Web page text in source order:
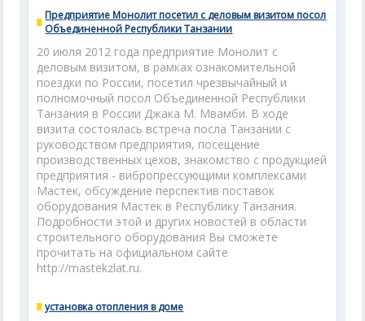
Предприятие Монолит посетил с деловым визитом посол
Объединенной Республики Танзании
20 июля 2012 года предприятие Монолит с
деловым визитом, в рамках ознакомительной
поездки по России, посетил чрезвычайный и
полномочный посол Объединенной Республики
Танзания в России Джака М. Мвамби. В ходе
визита состоялась встреча посла Танзании с
руководством предприятия, посещение
производственных цехов, знакомство с продукцией
предприятия - вибропрессующими комплексами
Мастек, обсуждение перспектив поставок
оборудования Мастек в Республику Танзания.
Подробности этой и других новостей в области
строительного оборудования Вы сможете
прочитать на официальном сайте
http://mastekzlat.ru.
установка отопления в доме